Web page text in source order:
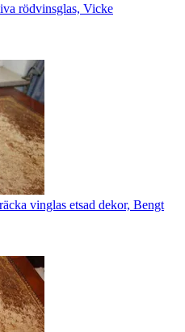
rödvinsglas, Vicke
vinglas etsad dekor, Bengt